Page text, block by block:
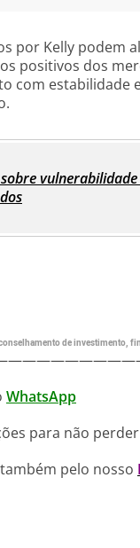
por Kelly podem
positivos dos
com estabilidade
de investimento,
WhatsApp
para não
pelo nosso